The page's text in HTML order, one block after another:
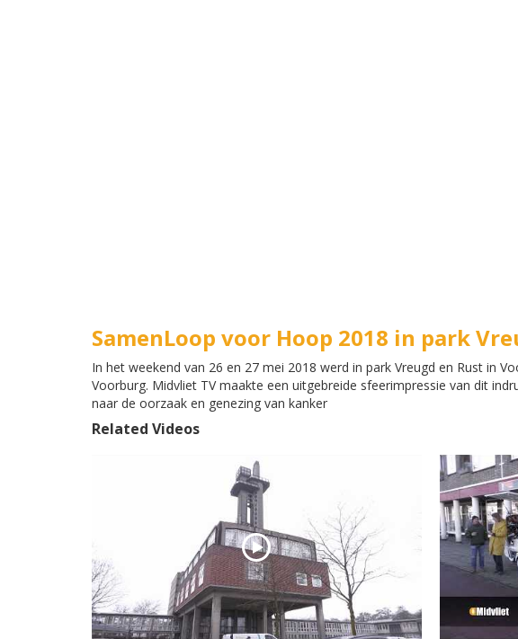
SamenLoop voor Hoop 2018 in park
In het weekend van 26 en 27 mei 2018 werd in park Vreugd en Rust in
Voorburg. Midvliet TV maakte een uitgebreide sfeerimpressie van dit
naar de oorzaak en genezing van kanker
Related Videos